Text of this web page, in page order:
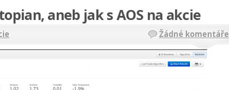
aneb jak s AOS na akcie
Žádné komentáře